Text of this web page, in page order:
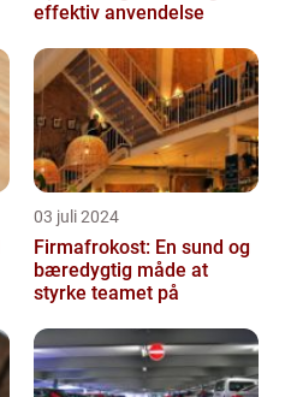
effektiv anvendelse
03 juli 2024
Firmafrokost: En sund og
bæredygtig måde at
styrke teamet på